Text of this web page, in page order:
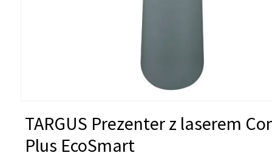
TARGUS Prezenter z laserem
Plus EcoSmart